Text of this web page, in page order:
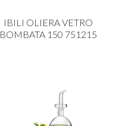
IBILI OLIERA VETRO
BOMBATA 150 751215